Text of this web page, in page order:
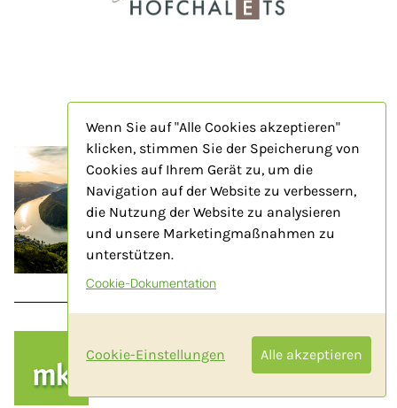
MK Salzburg
Wenn Sie auf "Alle Cookies akzeptieren"
klicken, stimmen Sie der Speicherung von
Cookies auf Ihrem Gerät zu, um die
Navigation auf der Website zu verbessern,
die Nutzung der Website zu analysieren
und unsere Marketingmaßnahmen zu
unterstützen.
Cookie-Dokumentation
Cookie-Einstellungen Alle akzeptieren